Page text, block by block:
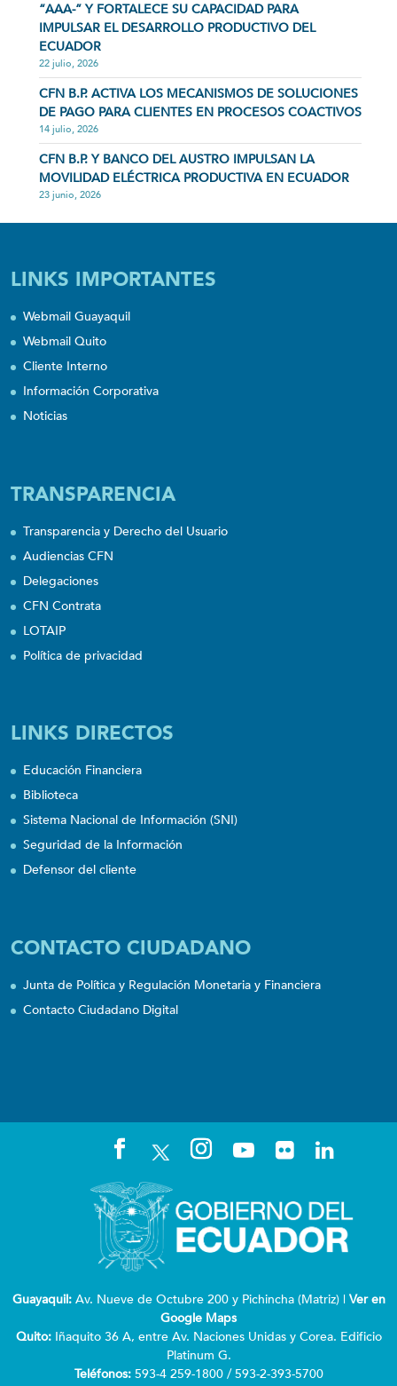
“AAA-” Y FORTALECE SU CAPACIDAD PARA
IMPULSAR EL DESARROLLO PRODUCTIVO DEL
ECUADOR
22 julio, 2026
CFN B.P. ACTIVA LOS MECANISMOS DE SOLUCIONES
DE PAGO PARA CLIENTES EN PROCESOS COACTIVOS
14 julio, 2026
CFN B.P. Y BANCO DEL AUSTRO IMPULSAN LA
MOVILIDAD ELÉCTRICA PRODUCTIVA EN ECUADOR
23 junio, 2026
LINKS IMPORTANTES
Webmail Guayaquil
Webmail Quito
Cliente Interno
Información Corporativa
Noticias
TRANSPARENCIA
Transparencia y Derecho del Usuario
Audiencias CFN
Delegaciones
CFN Contrata
LOTAIP
Política de privacidad
LINKS DIRECTOS
Educación Financiera
Biblioteca
Sistema Nacional de Información (SNI)
Seguridad de la Información
Defensor del cliente
CONTACTO CIUDADANO
Junta de Política y Regulación Monetaria y Financiera
Contacto Ciudadano Digital
Guayaquil:Av. Nueve de Octubre 200 y Pichincha (Matriz) | Ver en
Google Maps
Quito: Iñaquito 36 A, entre Av. Naciones Unidas y Corea. Edificio
Platinum G.
Teléfonos:593-4 259-1800 / 593-2-393-5700